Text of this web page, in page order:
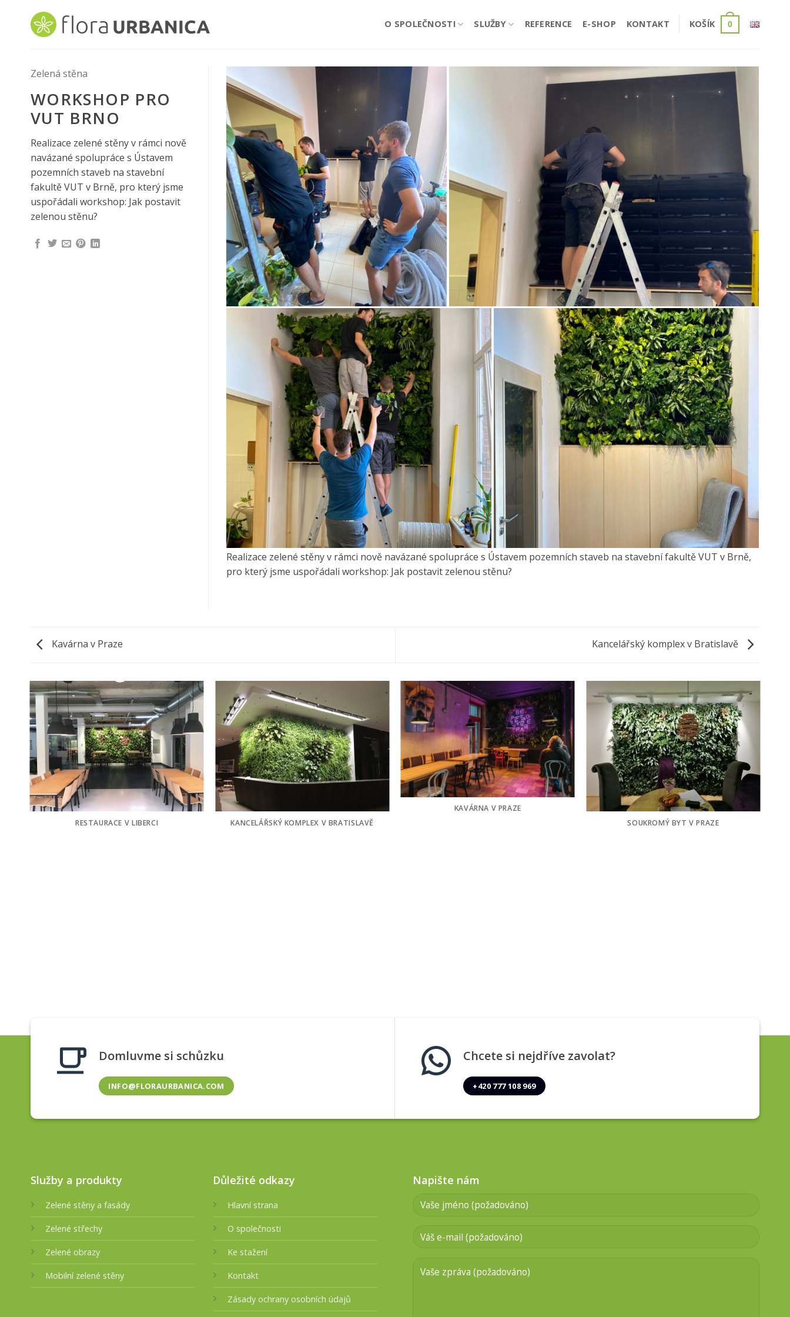
content
O SPOLEČNOSTI SLUŽBY REFERENCE E-SHOP KONTAKT KOŠÍK 0
Zelená stěna
WORKSHOP PRO
VUT BRNO
Realizace zelené stěny v rámci nově
navázané spolupráce s Ústavem
pozemních staveb na stavební
fakultě VUT v Brně, pro který jsme
uspořádali workshop: Jak postavit
zelenou stěnu?
Realizace zelené stěny v rámci nově navázané spolupráce s Ústavem pozemních staveb na stavební fakultě VUT v Brně,
pro který jsme uspořádali workshop: Jak postavit zelenou stěnu?
Kavárna v Praze Kancelářský komplex v Bratislavě
RESTAURACE V LIBERCI KANCELÁŘSKÝ KOMPLEX V BRATISLAVĚ
KAVÁRNA V PRAZE
SOUKROMÝ BYT V PRAZE
Domluvme si schůzku
INFO@FLORAURBANICA.COM
Chcete si nejdříve zavolat?
+420 777 108 969
Služby a produkty
Zelené stěny a fasády
Zelené střechy
Zelené obrazy
Mobilní zelené stěny
Důležité odkazy
Hlavní strana
O společnosti
Ke stažení
Kontakt
Zásady ochrany osobních údajů
Napište nám